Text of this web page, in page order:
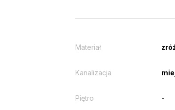
Materiał
Kanalizacja
Piętro -